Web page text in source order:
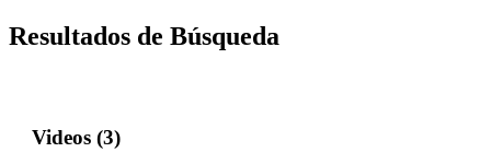
Resultados de Búsqueda
Videos (3)